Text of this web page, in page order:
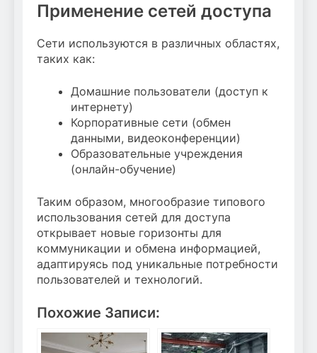
Применение сетей доступа
Сети используются в различных областях,
таких как:
Домашние пользователи (доступ к
интернету)
Корпоративные сети (обмен
данными, видеоконференции)
Образовательные учреждения
(онлайн-обучение)
Таким образом, многообразие типового
использования сетей для доступа
открывает новые горизонты для
коммуникации и обмена информацией,
адаптируясь под уникальные потребности
пользователей и технологий.
Похожие Записи: